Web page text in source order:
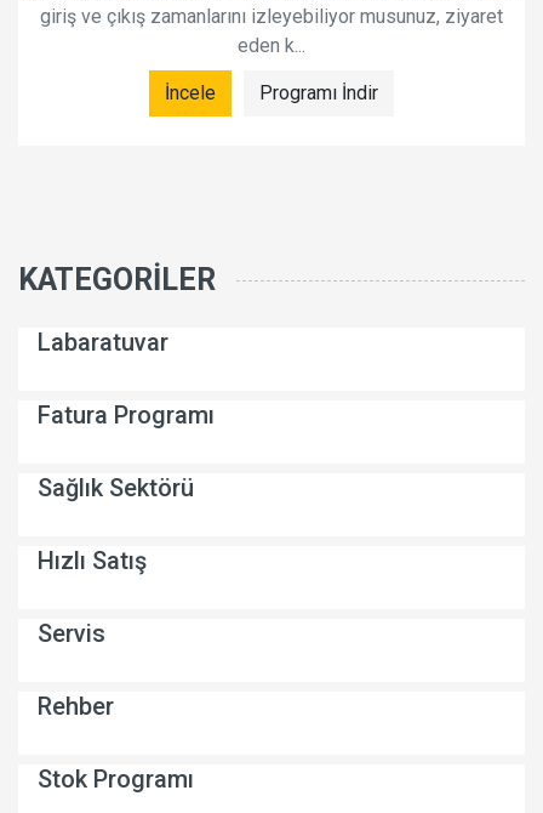
ve çıkış zamanlarını izleyebiliyor musunuz, ziyaret
eden k...
Programı İndir
KATEGORILER
Labaratuvar
Fatura Programı
Sağlık Sektörü
Hızlı Satış
Servis
Rehber
Stok Programı